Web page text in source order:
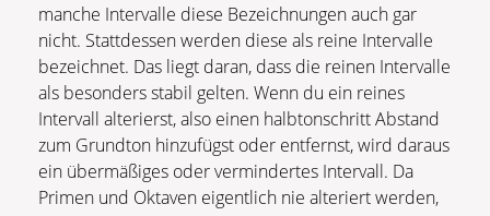
manche Intervalle diese Bezeichnungen auch gar
nicht. Stattdessen werden diese als reine Intervalle
bezeichnet. Das liegt daran, dass die reinen Intervalle
als besonders stabil gelten. Wenn du ein reines
Intervall alterierst, also einen halbtonschritt Abstand
zum Grundton hinzufügst oder entfernst, wird daraus
ein übermäßiges oder vermindertes Intervall. Da
Primen und Oktaven eigentlich nie alteriert werden,